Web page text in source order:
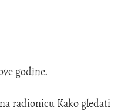
godine.
radionicu Kako gledati